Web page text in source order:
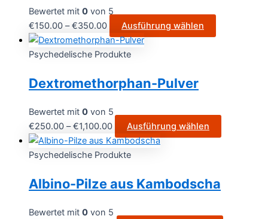
Bewertet mit 0 von 5
€150.00 –€350.00 Ausführung wählen
Psychedelische Produkte
Dextromethorphan-Pulver
Bewertet mit 0 von 5
€250.00 –€1,100.00 Ausführung wählen
Psychedelische Produkte
Albino-Pilze aus Kambodscha
Bewertet mit 0 von 5